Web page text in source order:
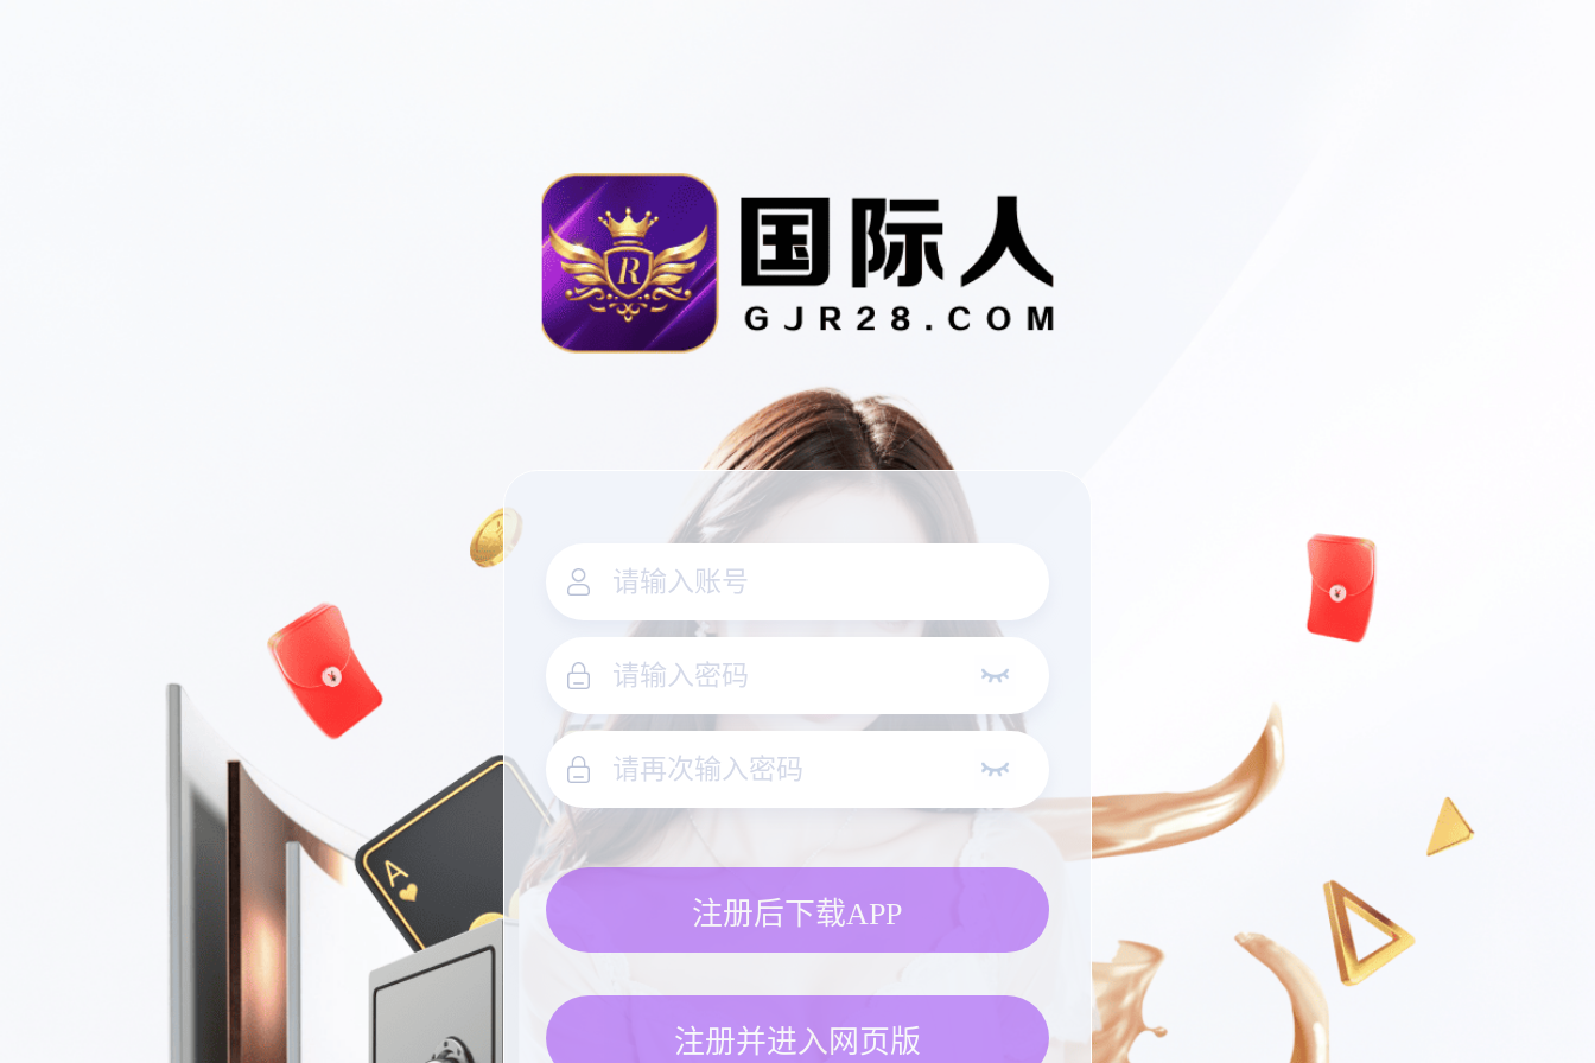
注册后下载APP
注册并进入网页版